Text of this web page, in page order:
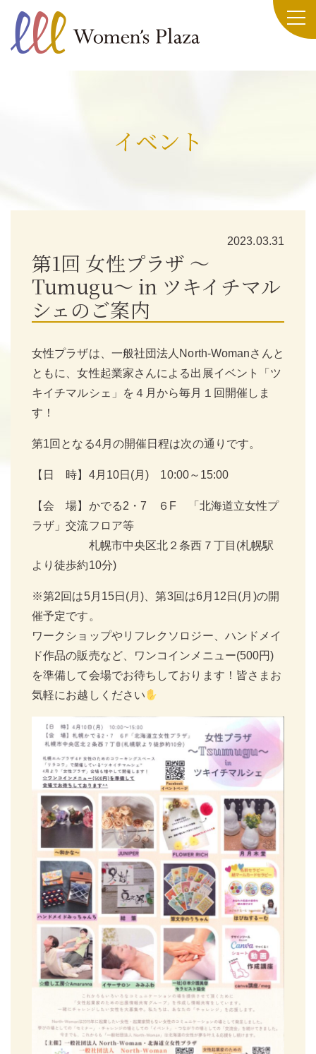
イベント
2023.03.31
第1回 女性プラザ ～
Tumugu～ in ツキイチマル
シェのご案内
女性プラザは、一般社団法人North-Womanさんと
ともに、女性起業家さんによる出展イベント「ツ
キイチマルシェ」を４月から毎月１回開催しま
す！
第1回となる4月の開催日程は次の通りです。
【日 時】4月10日(月) 10:00～15:00
【会 場】かでる2・7 ６F 「北海道立女性プ
ラザ」交流フロア等
札幌市中央区北２条西７丁目(札幌駅
より徒歩約10分)
※第2回は5月15日(月)、第3回は6月12日(月)の開
催予定です。
ワークショップやリフレクソロジー、ハンドメイ
ド作品の販売など、ワンコインメニュー(500円)
を準備して会場でお待ちしております！皆さまお
気軽にお越しください